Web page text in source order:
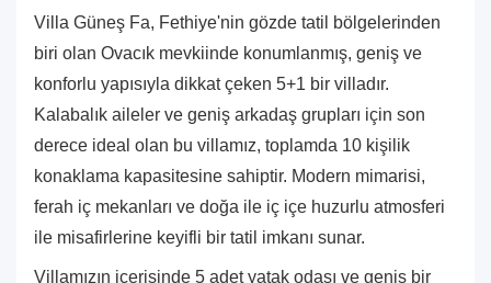
Villa Güneş Fa, Fethiye'nin gözde tatil bölgelerinden
biri olan Ovacık mevkiinde konumlanmış, geniş ve
konforlu yapısıyla dikkat çeken 5+1 bir villadır.
Kalabalık aileler ve geniş arkadaş grupları için son
derece ideal olan bu villamız, toplamda 10 kişilik
konaklama kapasitesine sahiptir. Modern mimarisi,
ferah iç mekanları ve doğa ile iç içe huzurlu atmosferi
ile misafirlerine keyifli bir tatil imkanı sunar.
Villamızın içerisinde 5 adet yatak odası ve geniş bir